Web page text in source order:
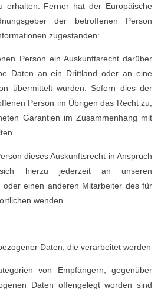
erhalten. Ferner hat der Europäische
der betroffenen Person
zugestanden:
Person ein Auskunftsrecht darüber
Daten an ein Drittland oder an eine
übermittelt wurden. Sofern dies der
Person im Übrigen das Recht zu,
Garantien im Zusammenhang mit
dieses Auskunftsrecht in Anspruch
hierzu jederzeit an unseren
oder einen anderen Mitarbeiter des für
wenden.
Daten, die verarbeitet werden
von Empfängern, gegenüber
Daten offengelegt worden sind